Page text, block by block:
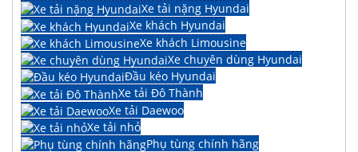
Xe tải nặng Hyundai
Xe khách Hyundai
Xe khách Limousine
Xe chuyên dùng Hyundai
Đầu kéo Hyundai
Xe tải Đô Thành
Xe tải Daewoo
Xe tải nhỏ
Phụ tùng chính hãng